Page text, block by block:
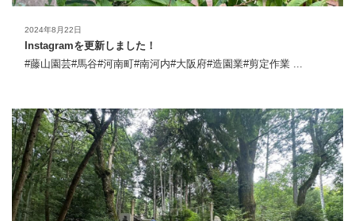
2024年8月22日
Instagramを更新しました！
#藤山園芸#馬谷#河南町#南河内#大阪府#造園業#剪定作業 ...